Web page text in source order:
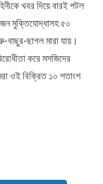
খবর দিয়ে বারই পটল
মুক্তিযোদ্ধাসহ ৫০
বাছুর-ছাগল মারা যায়।
করে মসজিদের
ওই বিক্রিত ১০ শতাংশ